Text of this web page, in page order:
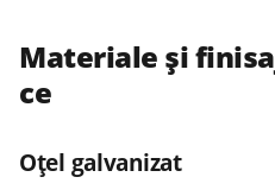
Materiale și
ce
Oțel galvanizat